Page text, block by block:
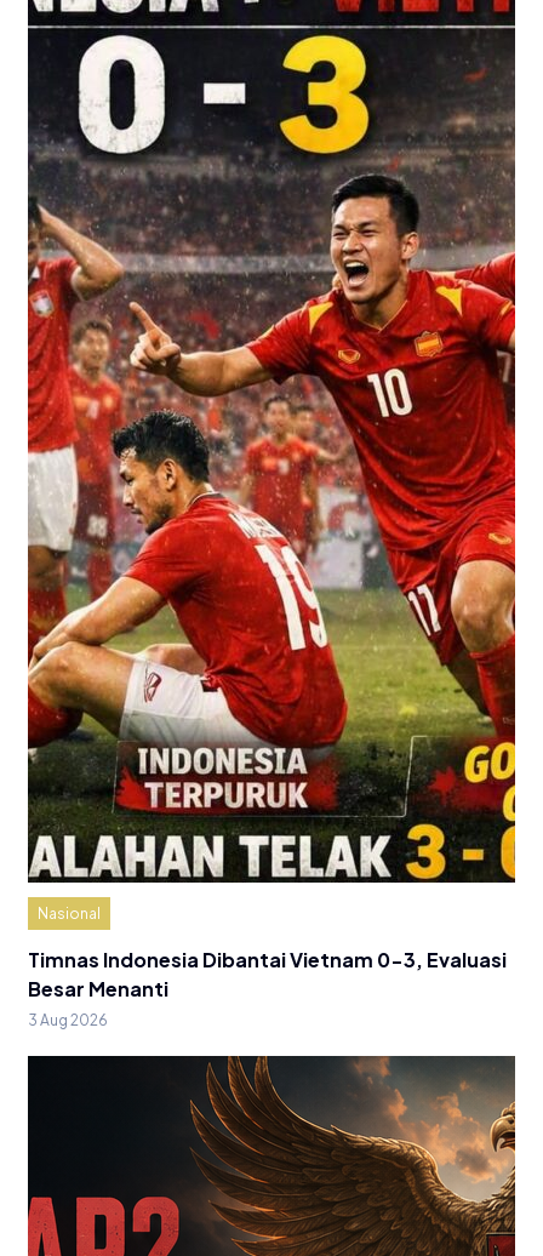
Nasional
Timnas Indonesia Dibantai Vietnam 0-3, Evaluasi
Besar Menanti
3 Aug 2026